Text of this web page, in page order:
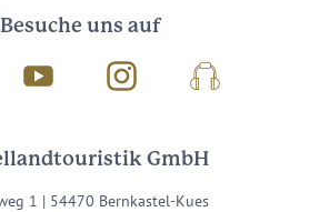
Besuche uns auf
Youtube InstagramPodcast
GmbH
1 | 54470 Bernkastel-Kues